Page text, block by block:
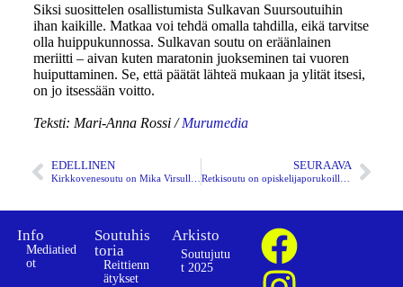
Siksi suosittelen osallistumista Sulkavan Suursoutuihin
ihan kaikille. Matkaa voi tehdä omalla tahdilla, eikä tarvitse
olla huippukunnossa. Sulkavan soutu on eräänlainen
meriitti – aivan kuten maratonin juokseminen tai vuoren
huiputtaminen. Se, että päätät lähteä mukaan ja ylität itsesi,
on jo itsessään voitto.
Teksti: Mari-Anna Rossi /Murumedia
EDELLINEN SEURAAVA
Info
Mediatied
ot
Soutuhis
toria
Reittienn
ätykset
Arkisto
Soutujutu
t 2025